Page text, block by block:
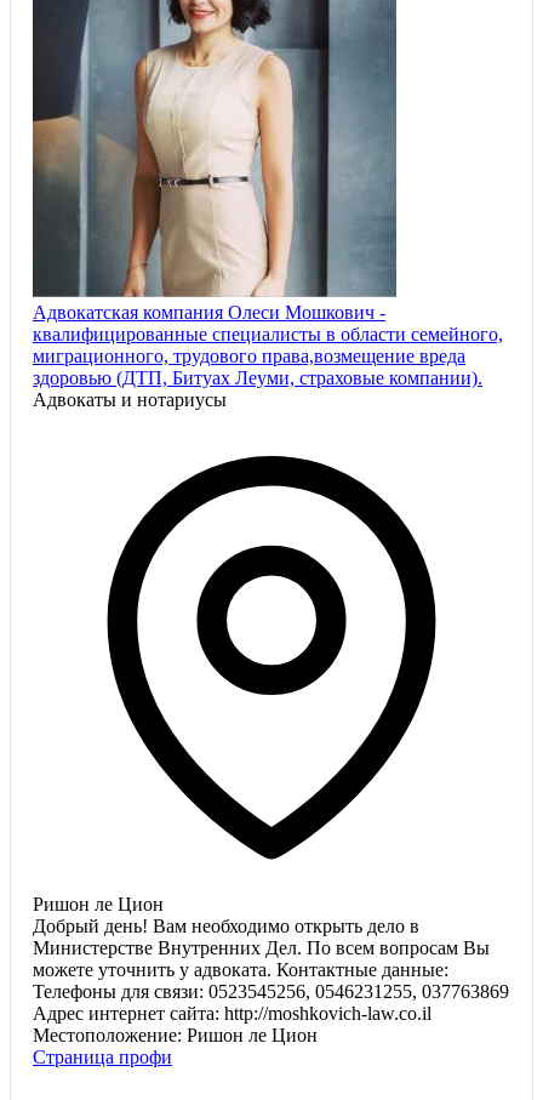
Адвокатская компания Олеси Мошкович -
квалифицированные специалисты в области семейного,
миграционного, трудового права,возмещение вреда
здоровью (ДТП, Битуах Леуми, страховые компании).
Адвокаты и нoтариусы
Ришон ле Цион
Добрый день! Вам необходимо открыть дело в
Министерстве Внутренних Дел. По всем вопросам Вы
можете уточнить у адвоката. Контактные данные:
Телефоны для связи: 0523545256, 0546231255, 037763869
Адрес интернет сайта: http://moshkovich-law.co.il
Местоположение: Ришон ле Цион
Страница профи